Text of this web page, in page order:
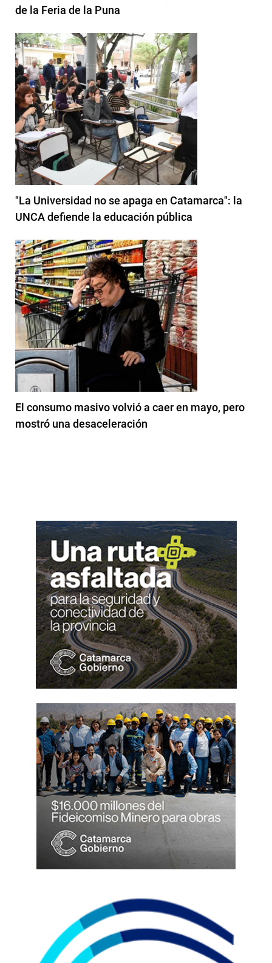
de la Feria de la Puna
"La Universidad no se apaga en Catamarca": la
UNCA defiende la educación pública
El consumo masivo volvió a caer en mayo, pero
mostró una desaceleración